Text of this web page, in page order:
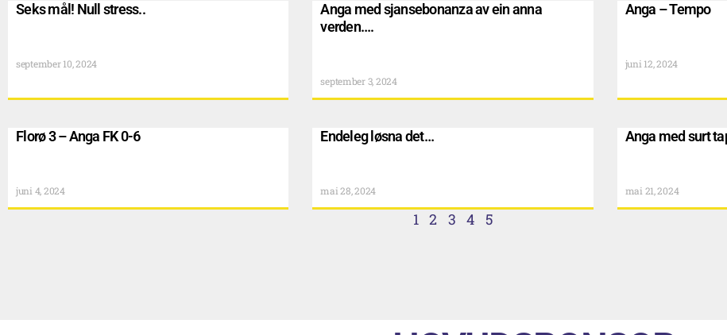
Seks mål! Null stress..
september 10, 2024
Anga med sjansebonanza av ein anna
verden….
september 3, 2024
Anga – Tempo
juni 12, 2024
Florø 3 – Anga FK 0-6
juni 4, 2024
Endeleg løsna det…
mai 28, 2024
Anga med surt
mai 21, 2024
1 2 3 4 5